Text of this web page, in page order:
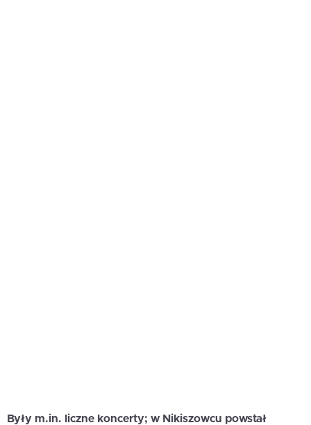
Były m.in. liczne koncerty; w Nikiszowcu powstał